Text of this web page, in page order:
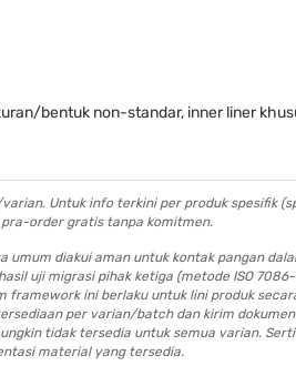
bentuk non-standar, inner liner
Untuk info terkini per produk spesifik
pra-order gratis tanpa komitmen.
diakui aman untuk kontak pangan
uji migrasi pihak ketiga (metode ISO
framework ini berlaku untuk lini produk
per varian/batch dan kirim
tidak tersedia untuk semua varian.
material yang tersedia.